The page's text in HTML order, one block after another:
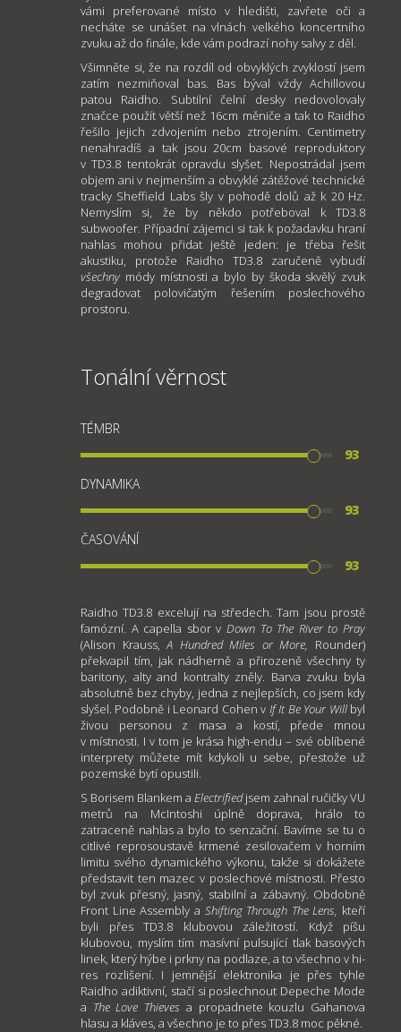
vámi preferované místo v hledišti, zavřete oči a
necháte se unášet na vlnách velkého koncertního
zvuku až do finále, kde vám podrazí nohy salvy z děl.
Všimněte si, že na rozdíl od obvyklých zvyklostí jsem
zatím nezmiňoval bas. Bas býval vždy Achillovou
patou Raidho. Subtilní čelní desky nedovolovaly
značce použít větší než 16cm měniče a tak to Raidho
řešilo jejich zdvojením nebo ztrojením. Centimetry
nenahradíš a tak jsou 20cm basové reproduktory
v TD3.8 tentokrát opravdu slyšet. Nepostrádal jsem
objem ani v nejmenším a obvyklé zátěžové technické
tracky Sheffield Labs šly v pohodě dolů až k 20 Hz.
Nemyslím si, že by někdo potřeboval k TD3.8
subwoofer. Případní zájemci si tak k požadavku hraní
nahlas mohou přidat ještě jeden: je třeba řešit
akustiku, protože Raidho TD3.8 zaručeně vybudí
všechny módy místnosti a bylo by škoda skvělý zvuk
degradovat polovičatým řešením poslechového
prostoru.
Tonální věrnost
TÉMBR
93
DYNAMIKA
93
ČASOVÁNÍ
93
Raidho TD3.8 excelují na středech. Tam jsou prostě
famózní. A capella sbor v Down To The River to Pray
(Alison Krauss,A Hundred Miles or More, Rounder)
překvapil tím, jak nádherně a přirozeně všechny ty
baritony, alty and kontralty zněly. Barva zvuku byla
absolutně bez chyby, jedna z nejlepších, co jsem kdy
slyšel. Podobně i Leonard Cohen v If It Be Your Will byl
živou personou z masa a kostí, přede mnou
v místnosti. I v tom je krása high-endu – své oblíbené
interprety můžete mít kdykoli u sebe, přestože už
pozemské bytí opustili.
S Borisem Blankem a Electrifiedjsem zahnal ručičky VU
metrů na McIntoshi úplně doprava, hrálo to
zatraceně nahlas a bylo to senzační. Bavíme se tu o
citlivé reprosoustavě krmené zesilovačem v horním
limitu svého dynamického výkonu, takže si dokážete
představit ten mazec v poslechové místnosti. Přesto
byl zvuk přesný, jasný, stabilní a zábavný. Obdobně
Front Line Assembly a Shifting Through The Lens, kteří
byli přes TD3.8 klubovou záležitostí. Když píšu
klubovou, myslím tím masívní pulsující tlak basových
linek, který hýbe i prkny na podlaze, a to všechno v hi-
res rozlišení. I jemnější elektronika je přes tyhle
Raidho adiktivní, stačí si poslechnout Depeche Mode
a The Love Thieves a propadnete kouzlu Gahanova
hlasu a kláves, a všechno je to přes TD3.8 moc pěkné.